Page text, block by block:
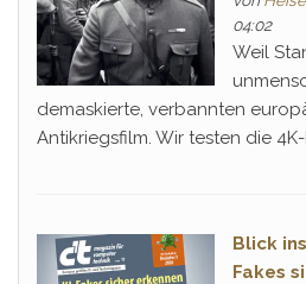
04:02
Weil
demaskierte, verbannten
Antikriegsfilm. Wir testen die
Blick
Fakes